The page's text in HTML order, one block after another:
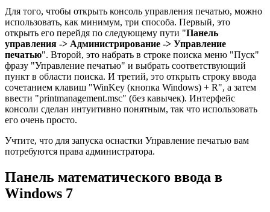
Для того, чтобы открыть консоль управления печатью, можно
использовать, как минимум, три способа. Первый, это
открыть его перейдя по следующему пути "Панель
управления -> Администрирование -> Управление
печатью". Второй, это набрать в строке поиска меню "Пуск"
фразу "Управление печатью" и выбрать соответствующий
пункт в области поиска. И третий, это открыть строку ввода
сочетанием клавиш "WinKey (кнопка Windows) + R", а затем
ввести "printmanagement.msc" (без кавычек). Интерфейс
консоли сделан интуитивно понятным, так что использовать
его очень просто.
Учтите, что для запуска оснастки Управление печатью вам
потребуются права администратора.
Панель математического ввода в
Windows 7